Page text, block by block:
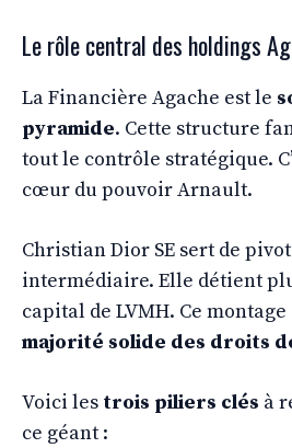
Le rôle central des holdings
La Financière Agache est le
pyramide. Cette structure
tout le contrôle stratégique.
cœur du pouvoir Arnault.
Christian Dior SE sert de
intermédiaire. Elle détient
capital de LVMH. Ce montage
majorité solide des droits
Voici les trois piliers clés à
ce géant :